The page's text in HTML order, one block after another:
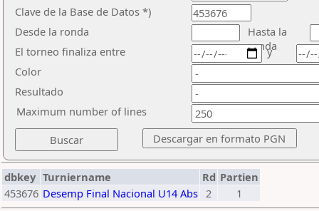
Clave de la Base de Datos *)
Desde la ronda
Hasta la
ronda
El torneo finaliza entre
Color
Resultado
y
Maximum number of lines
dbkey Turniername Rd Partien
453676 Desemp Final Nacional U14 Abs 2
1